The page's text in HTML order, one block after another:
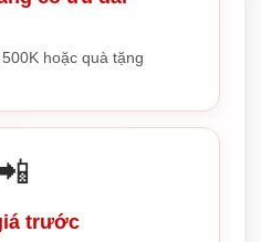
hoặc quà tặng
trước